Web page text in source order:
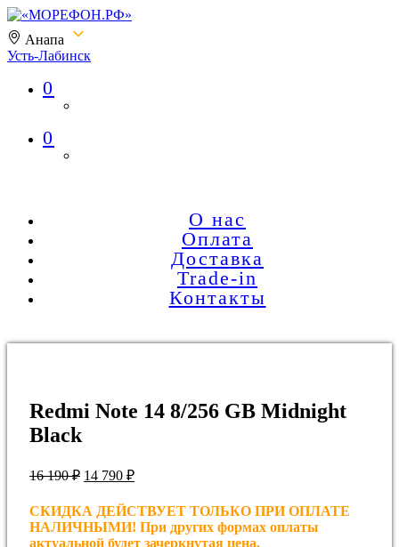
Анапа
Усть-Лабинск
«МОРЕФОН.РФ»
0
0
О нас
Оплата
Доставка
Trade-in
Контакты
Redmi Note 14 8/256 GB Midnight
Black
16 190₽ Первоначальная
составляла
16
190 ₽.
14 790 ₽Текущая
14
790 ₽.
СКИДКА ДЕЙСТВУЕТ ТОЛЬКО ПРИ ОПЛАТЕ
НАЛИЧНЫМИ! При других формах оплаты
актуальной будет зачеркнутая цена.